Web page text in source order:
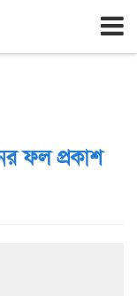
ফল প্রকাশ